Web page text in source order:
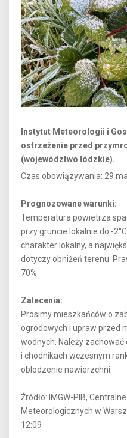
Instytut Meteorologii i
ostrzeżenie przed
(województwo łódzkie).
Czas obowiązywania: 29
Prognozowane warunki:
Temperatura powietrza
przy gruncie lokalnie do -
charakter lokalny, a
dotyczy obniżeń terenu.
70%.
Zalecenia:
Prosimy mieszkańców o
ogrodowych i upraw przed
wodnych. Należy
i chodnikach wczesnym
oblodzenie nawierzchni.
Źródło: IMGW-PIB,
Meteorologicznych w
12:09